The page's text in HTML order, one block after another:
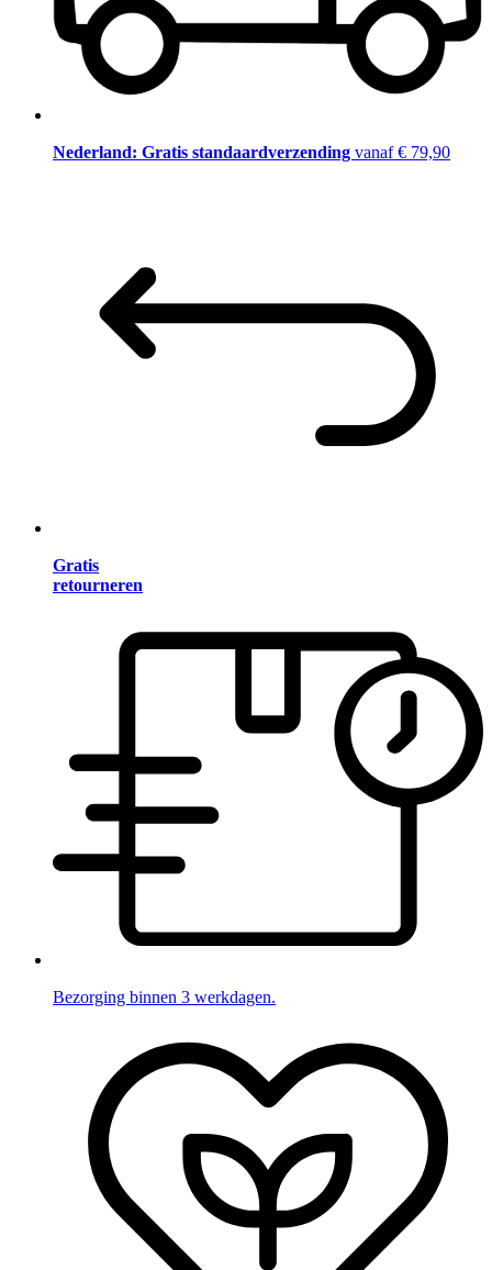
Nederland: Gratis standaardverzending vanaf € 79,90
Gratis
retourneren
Bezorging binnen 3 werkdagen.